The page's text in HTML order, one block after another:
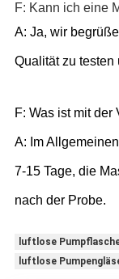
F: Kann ich eine
A: Ja, wir
Qualität zu testen
F: Was ist mit der
A: Im
7-15 Tage, die
nach der Probe.
luftlose
luftlose